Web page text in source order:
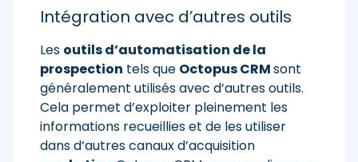
Intégration avec d’autres outils
Les outils d’automatisation de la
prospection tels que Octopus CRMsont
généralement utilisés avec d’autres outils.
Cela permet d’exploiter pleinement les
informations recueillies et de les utiliser
dans d’autres canaux d’acquisition